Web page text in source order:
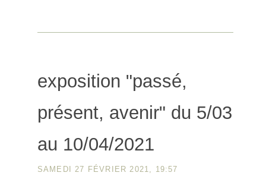
exposition "passé,
présent, avenir" du 5/03
au 10/04/2021
SAMEDI 27 FÉVRIER 2021, 19:57